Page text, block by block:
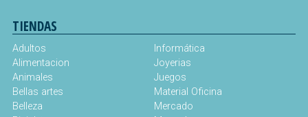
TIENDAS
Adultos
Alimentacion
Animales
Bellas artes
Belleza
Informática
Joyerias
Juegos
Material Oficina
Mercado